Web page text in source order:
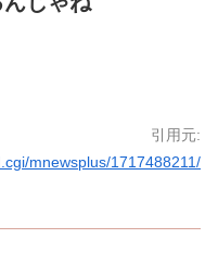
引用元:
mnewsplus/1717488211/